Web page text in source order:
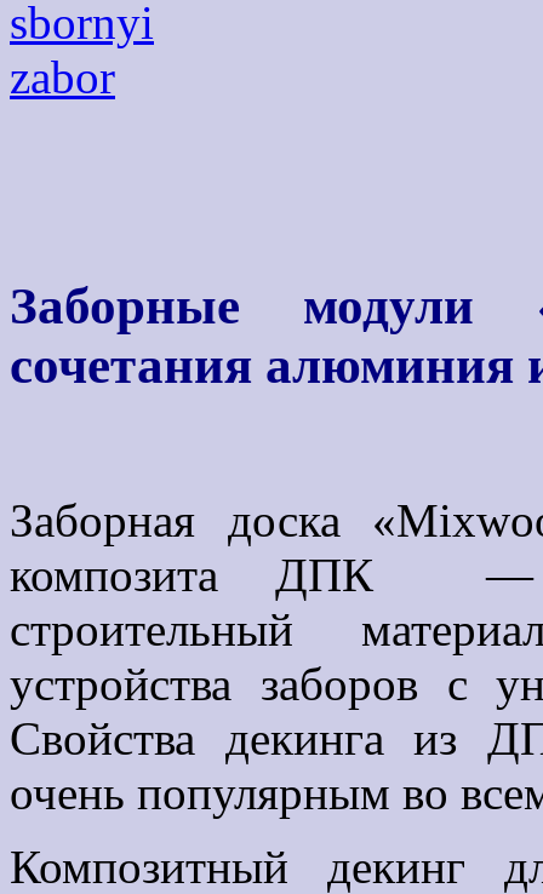
Заборные модули
сочетания алюминия
Заборная доска
композита ДПК —
строительный
устройства заборов с
Свойства декинга из
очень популярным во
Композитный декинг